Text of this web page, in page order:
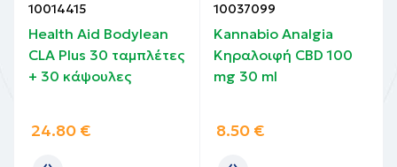
10014415
Health Aid Bodylean
CLA Plus 30 ταμπλέτες
+ 30 κάψουλες
24.80 €
10037099
Kannabio Analgia
Κηραλοιφή CBD 100
mg 30 ml
8.50 €